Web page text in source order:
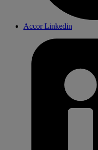
Accor Linkedin